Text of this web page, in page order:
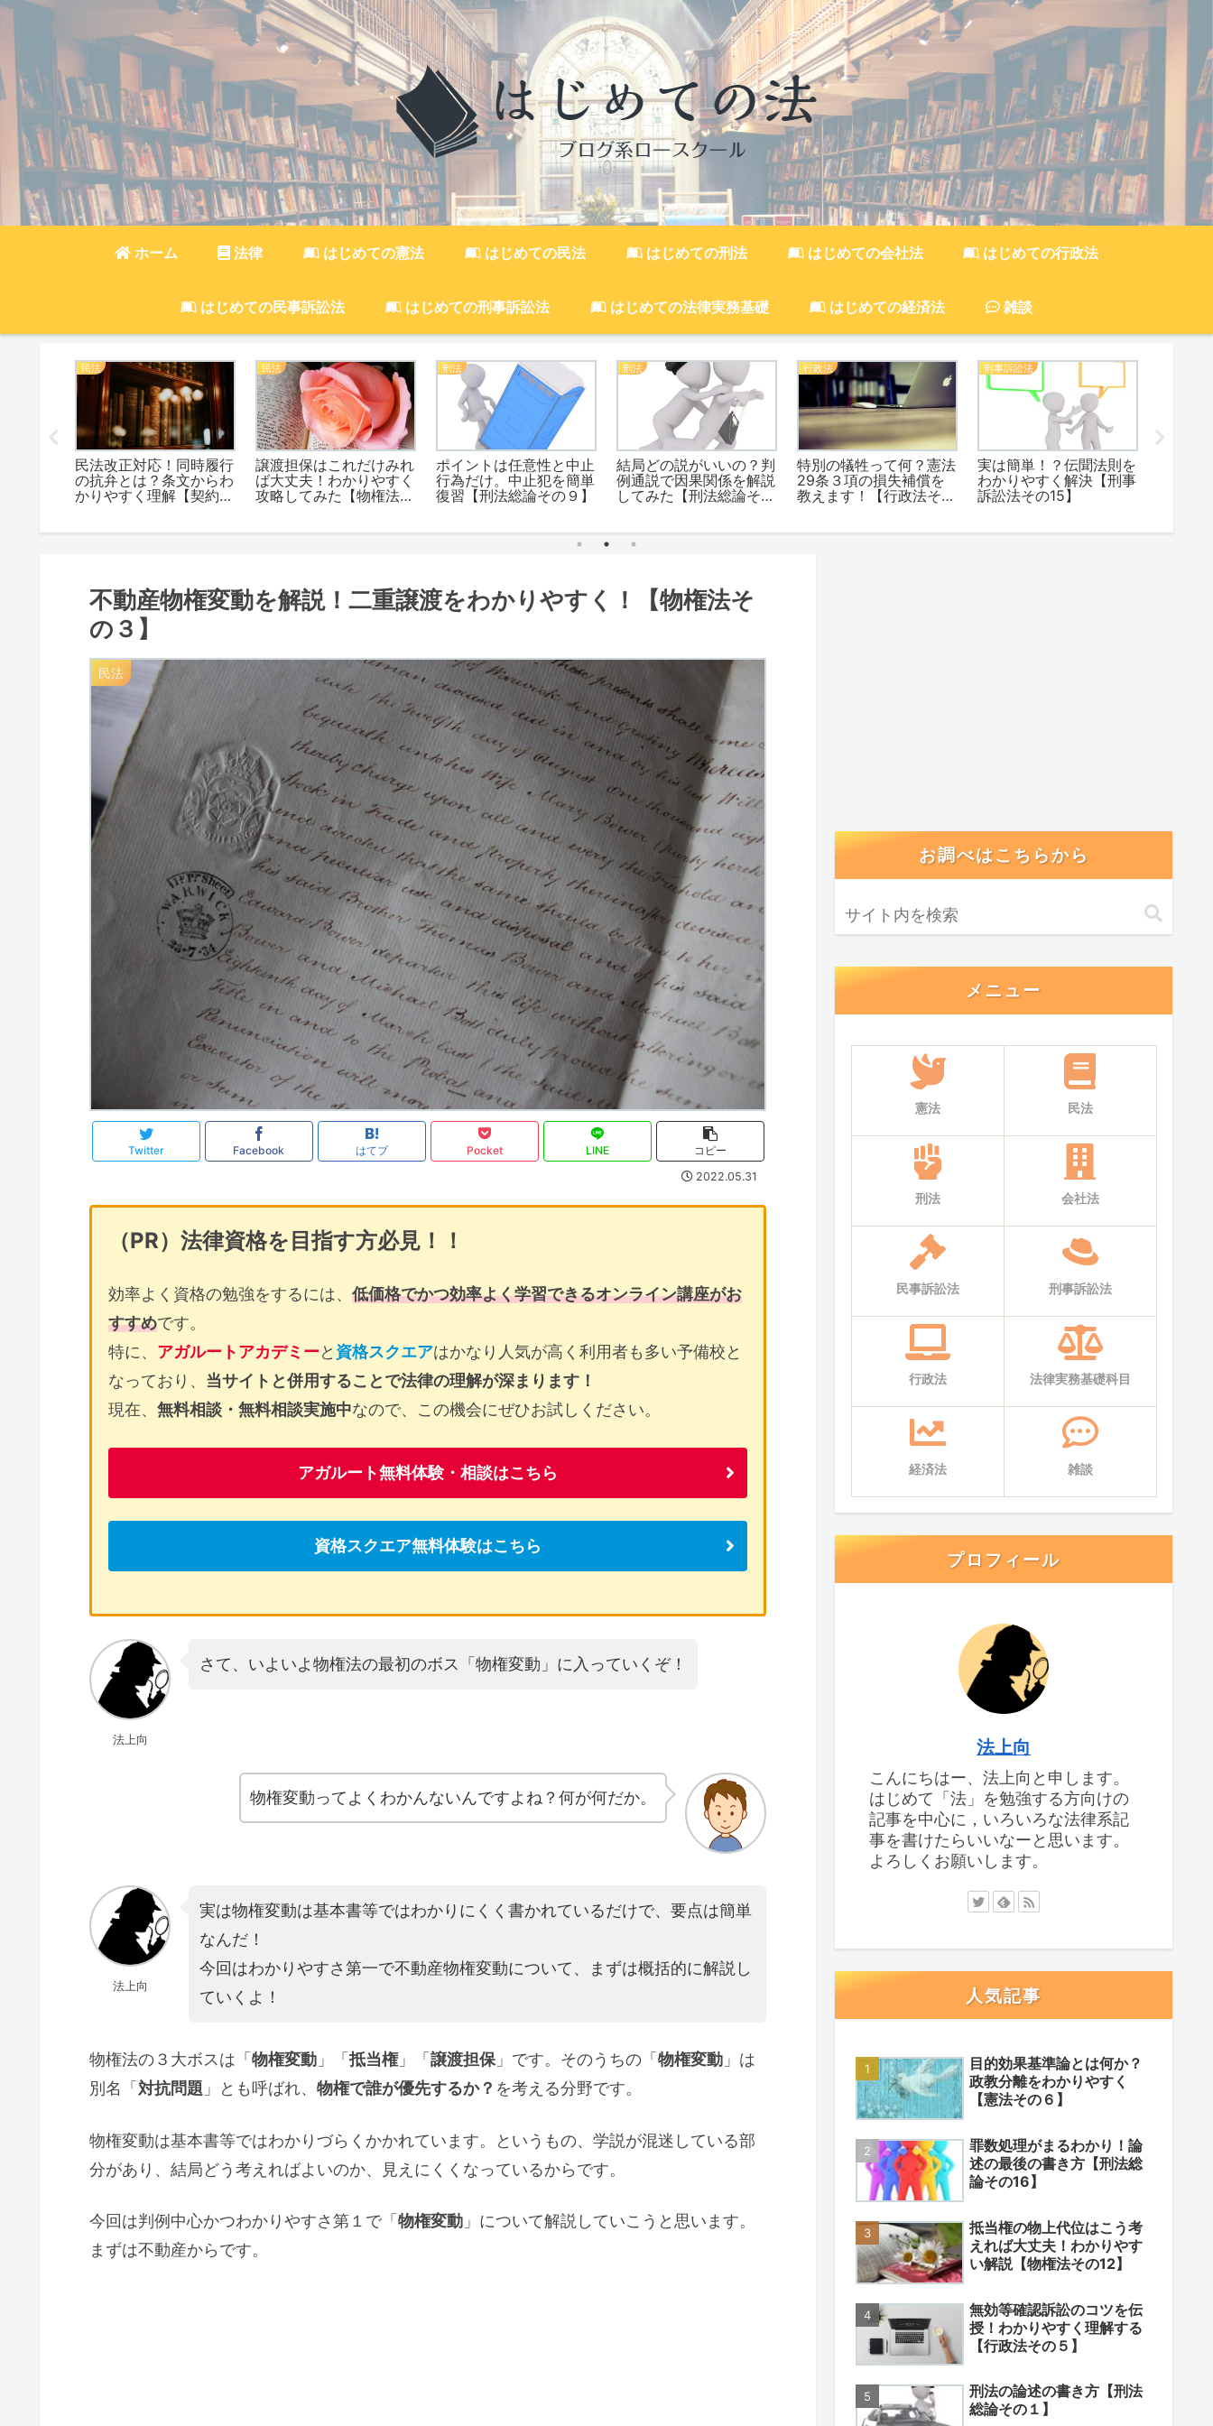
ホーム 法律 はじめての憲法 はじめての民法 はじめての刑法 はじめての会社法 はじめての行政法
はじめての民事訴訟法 はじめての刑事訴訟法 はじめての法律実務基礎 はじめての経済法 雑談
民法
民法改正対応！同時履行
の抗弁とは？条文からわ
かりやすく理解【契約法
民法
譲渡担保はこれだけみれ
ば大丈夫！わかりやすく
攻略してみた【物権法そ
刑法
ポイントは任意性と中止
行為だけ。中止犯を簡単
復習【刑法総論その９】
刑法
結局どの説がいいの？判
例通説で因果関係を解説
してみた【刑法総論その
行政法
特別の犠牲って何？憲法
29条３項の損失補償を
教えます！【行政法その
刑事訴訟法
実は簡単！？伝聞法則を
わかりやすく解決【刑事
訴訟法その15】
不動産物権変動を解説！二重譲渡をわかりやすく！【物権法そ
の３】
民法
Twitter Facebook はてブ Pocket LINE
コピー
2022.05.31
（PR）法律資格を目指す方必見！！
効率よく資格の勉強をするには、 低価格でかつ効率よく学習できるオンライン講座がお
すすめです。
特に、 アガルートアカデミーと 資格スクエアはかなり人気が高く利用者も多い予備校と
なっており、 当サイトと併用することで法律の理解が深まります！
現在、 無料相談・無料相談実施中なので、この機会にぜひお試しください。
アガルート無料体験・相談はこちら
資格スクエア無料体験はこちら
法上向
さて、いよいよ物権法の最初のボス「物権変動」に入っていくぞ！
物権変動ってよくわかんないんですよね？何が何だか。
法上向
実は物権変動は基本書等ではわかりにくく書かれているだけで、要点は簡単
なんだ！
今回はわかりやすさ第一で不動産物権変動について、まずは概括的に解説し
ていくよ！
物権法の３大ボスは「 物権変動 」「 抵当権」「 譲渡担保」です。そのうちの「 物権変動 」は
別名「 対抗問題 」とも呼ばれ、 物権で誰が優先するか？ を考える分野です。
物権変動は基本書等ではわかりづらくかかれています。というもの、学説が混迷している部
分があり、結局どう考えればよいのか、見えにくくなっているからです。
今回は判例中心かつわかりやすさ第１で「物権変動 」について解説していこうと思います。
まずは不動産からです。
お調べはこちらから
メニュー
憲法 民法
刑法 会社法
民事訴訟法 刑事訴訟法
行政法 法律実務基礎科目
経済法 雑談
プロフィール
法上向
こんにちはー、法上向と申します。
はじめて「法」を勉強する方向けの
記事を中心に，いろいろな法律系記
事を書けたらいいなーと思います。
よろしくお願いします。
人気記事
目的効果基準論とは何か？
政教分離をわかりやすく
【憲法その６】
罪数処理がまるわかり！論
述の最後の書き方【刑法総
論その16】
抵当権の物上代位はこう考
えれば大丈夫！わかりやす
い解説【物権法その12】
無効等確認訴訟のコツを伝
授！わかりやすく理解する
【行政法その５】
刑法の論述の書き方【刑法
総論その１】